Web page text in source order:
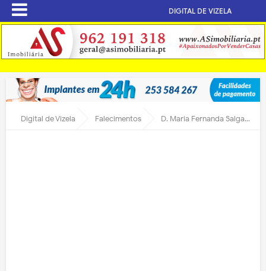
DIGITAL DE VIZELA
Digital de Vizela Falecimentos D. Maria Fernanda Salgado de Melo